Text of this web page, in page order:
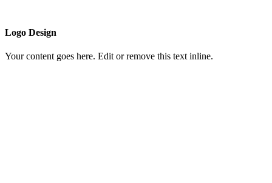
Logo Design
Your content goes here. Edit or remove this text inline.